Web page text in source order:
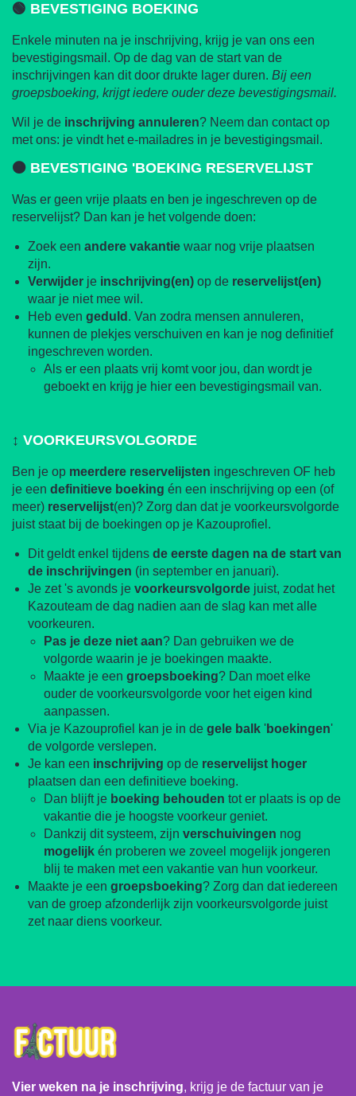
🟢 BEVESTIGING BOEKING
Enkele minuten na je inschrijving, krijg je van ons een
bevestigingsmail. Op de dag van de start van de
inschrijvingen kan dit door drukte lager duren. Bij een
groepsboeking, krijgt iedere ouder deze bevestigingsmail.
Wil je de inschrijving annuleren? Neem dan contact op
met ons: je vindt het e-mailadres in je bevestigingsmail.
🟠 BEVESTIGING 'BOEKING RESERVELIJST
Was er geen vrije plaats en ben je ingeschreven op de
reservelijst? Dan kan je het volgende doen:
Zoek een andere vakantie waar nog vrije plaatsen
zijn.
Verwijder je inschrijving(en) op de reservelijst(en)
waar je niet mee wil.
Heb even geduld . Van zodra mensen annuleren,
kunnen de plekjes verschuiven en kan je nog definitief
ingeschreven worden.
Als er een plaats vrij komt voor jou, dan wordt je
geboekt en krijg je hier een bevestigingsmail van.
↕️ VOORKEURSVOLGORDE
Ben je op meerdere reservelijsten ingeschreven OF heb
je een definitieve boeking én een inschrijving op een (of
meer) reservelijst(en)? Zorg dan dat je voorkeursvolgorde
juist staat bij de boekingen op je Kazouprofiel.
Dit geldt enkel tijdens de eerste dagen na de start van
de inschrijvingen (in september en januari).
Je zet 's avonds je voorkeursvolgorde juist, zodat het
Kazouteam de dag nadien aan de slag kan met alle
voorkeuren.
Pas je deze niet aan? Dan gebruiken we de
volgorde waarin je je boekingen maakte.
Maakte je een groepsboeking? Dan moet elke
ouder de voorkeursvolgorde voor het eigen kind
aanpassen.
Via je Kazouprofiel kan je in de gele balk 'boekingen'
de volgorde verslepen.
Je kan een inschrijving op de reservelijst hoger
plaatsen dan een definitieve boeking.
Dan blijft je boeking behouden tot er plaats is op de
vakantie die je hoogste voorkeur geniet.
Dankzij dit systeem, zijn verschuivingen nog
mogelijk én proberen we zoveel mogelijk jongeren
blij te maken met een vakantie van hun voorkeur.
Maakte je een groepsboeking? Zorg dan dat iedereen
van de groep afzonderlijk zijn voorkeursvolgorde juist
zet naar diens voorkeur.
Vier weken na je inschrijving, krijg je de factuur van je